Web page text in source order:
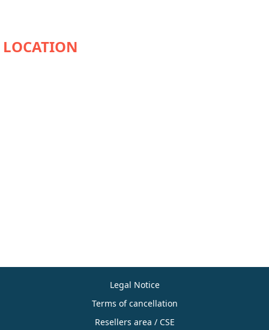
Legal Notice
Terms of cancellation
Resellers area / CSE